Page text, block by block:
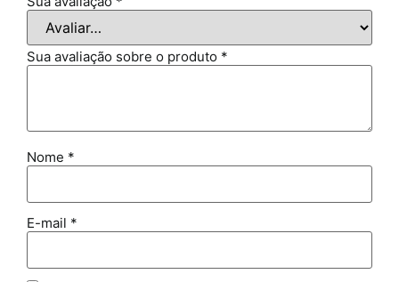
Sua avaliação sobre o produto *
Nome *
E-mail *